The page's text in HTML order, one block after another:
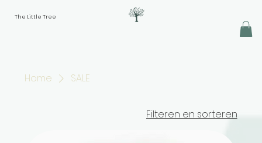
The Little Tree
Home SALE
Filteren en sorteren